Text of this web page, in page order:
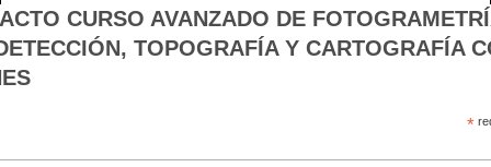
CURSO AVANZADO DE
TOPOGRAFÍA Y CARTOGRAFÍA
*